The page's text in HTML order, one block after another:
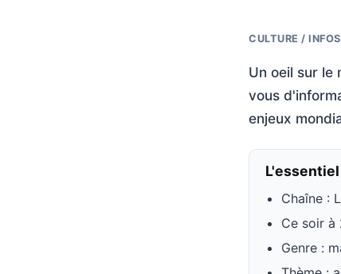
CULTURE / INFOS
Un oeil sur le
vous
enjeux
L'essentiel
Chaîne :
Ce soir à
Genre :